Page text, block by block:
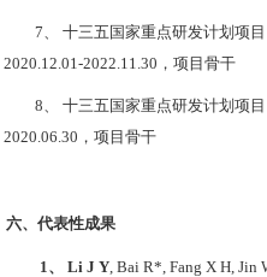
7、 十三五国家重点研发计划项
2020.12.01-2022.11.30 ，项目骨干
8、 十三五国家重点研发计划项
2020.06.30 ，项目骨干
六、代表性成果
1、 Li J Y, Bai R* , Fang X H, Jin